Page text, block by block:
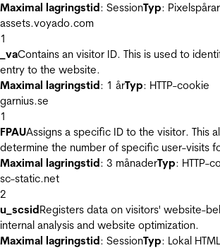
Maximal lagringstid: SessionTyp:
assets.voyado.com
1
_vaContains an visitor ID. This is used to
entry to the website.
Maximal lagringstid: 1 årTyp: HTTP-cookie
garnius.se
1
FPAUAssigns a specific ID to the visitor. This
determine the number of specific user-visits
Maximal lagringstid: 3 månaderTyp: HTTP-
sc-static.net
2
u_scsidRegisters data on visitors' website-
internal analysis and website optimization.
Maximal lagringstid: SessionTyp: Lokal